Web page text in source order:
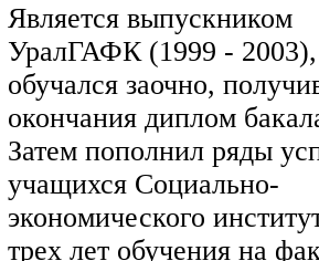
Является выпускником
УралГАФК (1999 - 2003),
обучался заочно,
окончания диплом
Затем пополнил ряды
учащихся Социально-
экономического
трех лет обучения на